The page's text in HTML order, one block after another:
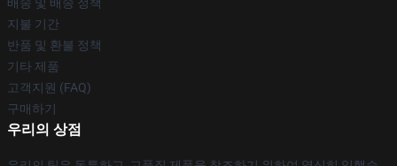
지불 기간
반품 및 환불 정책
기타 제품
고객지원 (FAQ)
구매하기
우리의 상점